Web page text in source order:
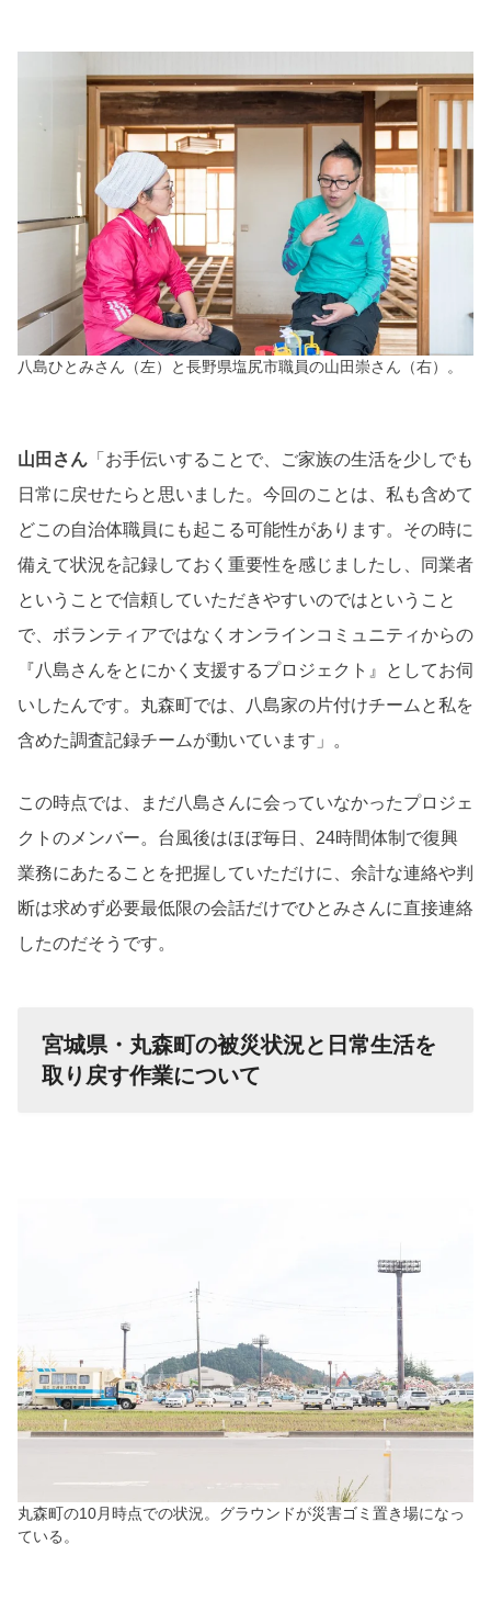
八島ひとみさん（左）と長野県塩尻市職員の山田崇さん（右）。
山田さん 「お手伝いすることで、ご家族の生活を少しでも
日常に戻せたらと思いました。今回のことは、私も含めて
どこの自治体職員にも起こる可能性があります。その時に
備えて状況を記録しておく重要性を感じましたし、同業者
ということで信頼していただきやすいのではということ
で、ボランティアではなくオンラインコミュニティからの
『八島さんをとにかく支援するプロジェクト』としてお伺
いしたんです。丸森町では、八島家の片付けチームと私を
含めた調査記録チームが動いています」。
この時点では、まだ八島さんに会っていなかったプロジェ
クトのメンバー。台風後はほぼ毎日、24時間体制で復興
業務にあたることを把握していただけに、余計な連絡や判
断は求めず必要最低限の会話だけでひとみさんに直接連絡
したのだそうです。
宮城県・丸森町の被災状況と日常生活を
取り戻す作業について
丸森町の10月時点での状況。グラウンドが災害ゴミ置き場になっ
ている。